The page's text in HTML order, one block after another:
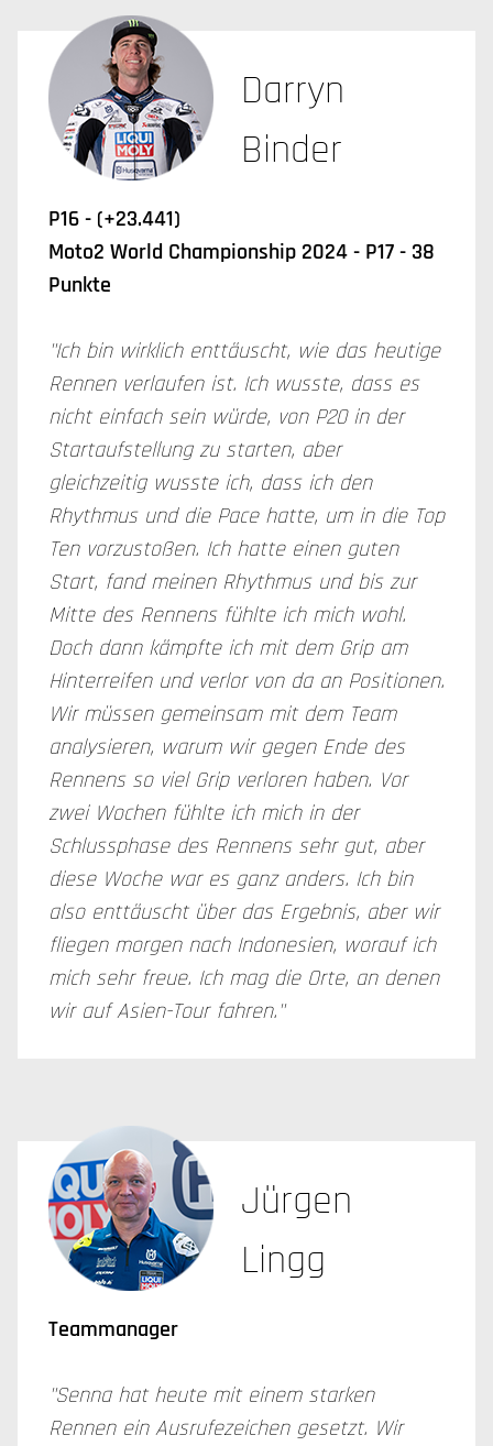
Darryn
Binder
P16 - (+23.441)
Moto2 World Championship 2024 - P17 - 38
Punkte
"Ich bin wirklich enttäuscht, wie das heutige
Rennen verlaufen ist. Ich wusste, dass es
nicht einfach sein würde, von P20 in der
Startaufstellung zu starten, aber
gleichzeitig wusste ich, dass ich den
Rhythmus und die Pace hatte, um in die Top
Ten vorzustoßen. Ich hatte einen guten
Start, fand meinen Rhythmus und bis zur
Mitte des Rennens fühlte ich mich wohl.
Doch dann kämpfte ich mit dem Grip am
Hinterreifen und verlor von da an Positionen.
Wir müssen gemeinsam mit dem Team
analysieren, warum wir gegen Ende des
Rennens so viel Grip verloren haben. Vor
zwei Wochen fühlte ich mich in der
Schlussphase des Rennens sehr gut, aber
diese Woche war es ganz anders. Ich bin
also enttäuscht über das Ergebnis, aber wir
fliegen morgen nach Indonesien, worauf ich
mich sehr freue. Ich mag die Orte, an denen
wir auf Asien-Tour fahren."
Jürgen
Lingg
Teammanager
"Senna hat heute mit einem starken
Rennen ein Ausrufezeichen gesetzt. Wir